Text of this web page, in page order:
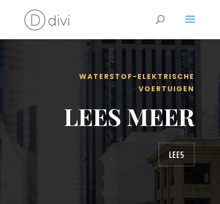
WATERSTOF-ELEKTRISCHE
VOERTUIGEN
LEES MEER
LEES